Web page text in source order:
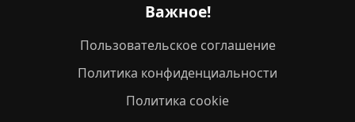
Важное!
Пользовательское соглашение
Политика конфиденциальности
Политика cookie